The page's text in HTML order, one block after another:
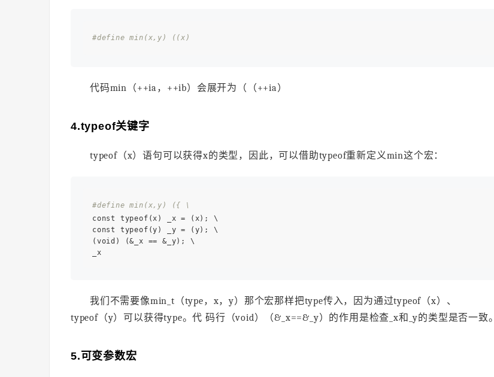
代码min（++ia，++ib）会展开为（（++ia）
4.typeof关键字
typeof（x）语句可以获得x的类型，因此，可以借助typeof重新定义min这个宏：
#define min(x,y) ({ \
const typeof(x) _x = (x); \
const typeof(y) _y = (y); \
(void) (&_x == &_y); \
_x
我们不需要像min_t（type，x，y）那个宏那样把type传入，因为通过typeof（x）、
typeof（y）可以获得type。代 码行（void）（&_x==&_y）的作用是检查_x和_y的类型是否一致。
5.可变参数宏